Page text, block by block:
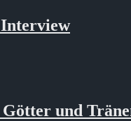
und